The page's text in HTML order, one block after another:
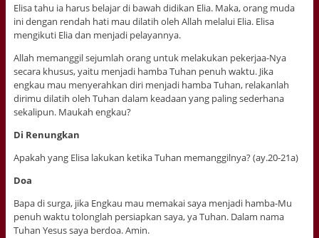
Elisa tahu ia harus belajar di bawah didikan Elia. Maka, orang muda
ini dengan rendah hati mau dilatih oleh Allah melalui Elia. Elisa
mengikuti Elia dan menjadi pelayannya.
Allah memanggil sejumlah orang untuk melakukan pekerjaa-Nya
secara khusus, yaitu menjadi hamba Tuhan penuh waktu. Jika
engkau mau menyerahkan diri menjadi hamba Tuhan, relakanlah
dirimu dilatih oleh Tuhan dalam keadaan yang paling sederhana
sekalipun. Maukah engkau?
Di Renungkan
Apakah yang Elisa lakukan ketika Tuhan memanggilnya? (ay.20-21a)
Doa
Bapa di surga, jika Engkau mau memakai saya menjadi hamba-Mu
penuh waktu tolonglah persiapkan saya, ya Tuhan. Dalam nama
Tuhan Yesus saya berdoa. Amin.